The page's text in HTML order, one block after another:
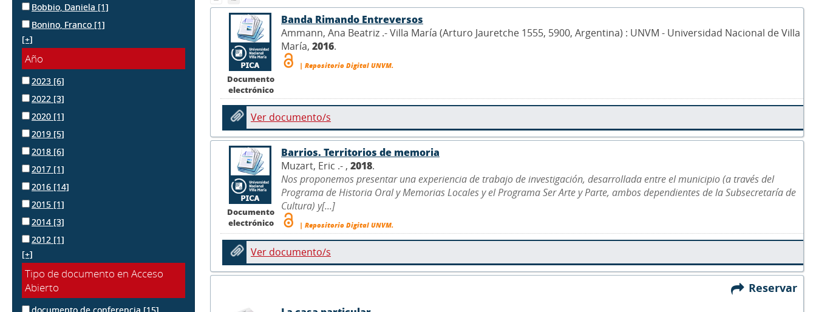
Bobbio, Daniela [1]
Bonino, Franco [1]
[+]
Año
2023 [6]
2022 [3]
2020 [1]
2019 [5]
2018 [6]
2017 [1]
2016 [14]
2015 [1]
2014 [3]
2012 [1]
[+]
Tipo de documento en Acceso
Abierto
Documento
electrónico
Banda Rimando Entreversos
Ammann, Ana Beatriz .- Villa María (Arturo Jauretche 1555, 5900, Argentina) : UNVM - Universidad Nacional de Villa
María, 2016.
| Repositorio Digital UNVM.
Ver documento/s
Documento
electrónico
Barrios. Territorios de memoria
Muzart, Eric .- , 2018.
Nos proponemos presentar una experiencia de trabajo de investigación, desarrollada entre el municipio (a través del
Programa de Historia Oral y Memorias Locales y el Programa Ser Arte y Parte, ambos dependientes de la Subsecretaría de
Cultura) y[...]
| Repositorio Digital UNVM.
Ver documento/s
Reservar